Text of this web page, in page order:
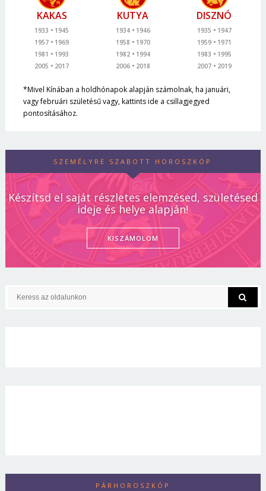
KAKAS
1933
1945
1957
1969
1981
1993
2005
2017
KUTYA
1934
1946
1958
1970
1982
1994
2006
2018
DISZNÓ
1935
1947
1959
1971
1983
1995
2007
2019
*Mivel Kínában a holdhónapok alapján számolnak, ha januári,
vagy februári születésű vagy, kattints ide a csillagjegyed
pontosításához.
SZEMÉLYRE SZABOTT HOROSZKÓP
Készítsd el saját részletes elemzésed, születésed
ideje és helye alapján!
KISZÁMOLOM
PÁRHOROSZKÓP